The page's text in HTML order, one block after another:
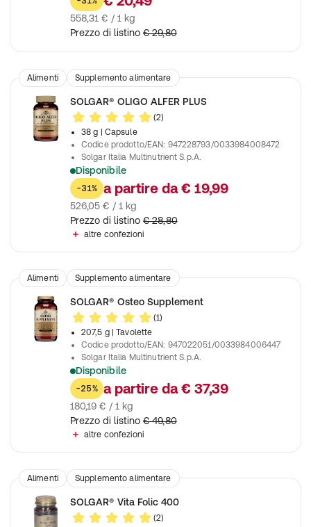
558,31 € / 1 kg
Prezzo di listino € 29,80
Alimenti Supplemento alimentare
SOLGAR® OLIGO ALFER PLUS
(2)
38 g
| Capsule
Codice prodotto/EAN: 947228793/0033984008472
Solgar Italia Multinutrient S.p.A.
Disponibile
Contribuisce alla normale formazione di globuli rossi ed
-31% a partire da € 19,99
526,05 € / 1 kg
Prezzo di listino € 28,80
altre confezioni
Alimenti Supplemento alimentare
SOLGAR® Osteo Supplement
(1)
207,5 g
| Tavolette
Codice prodotto/EAN: 947022051/0033984006447
Solgar Italia Multinutrient S.p.A.
Disponibile
Contribuisce al mantenimento di ossa e denti sani
-25% a partire da € 37,39
180,19 € / 1 kg
Prezzo di listino € 49,80
altre confezioni
Alimenti Supplemento alimentare
SOLGAR® Vita Folic 400
(2)